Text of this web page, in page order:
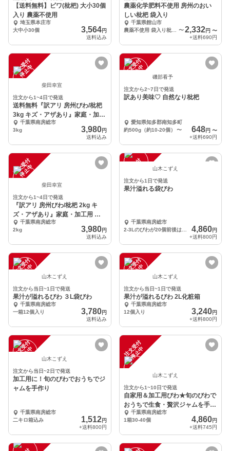
【送料無料】ビワ(枇杷) 大小30個
入り 農薬不使用
埼玉県本庄市
大中小30個
3,564円
送料込み
農薬化学肥料不使用 房州のおい
しい枇杷 袋入り
千葉県館山市
農薬不使用 袋入り枇杷 １キロ
〜2,332円 〜
+送料690円
注
文
受
付
停
止
中
柴田幸宣
注文から1~4日で発送
送料無料『訳アリ 房州びわ/枇杷
3kg キズ・アザあり』家庭・加工
用 南房総市
千葉県南房総市
3kg
3,980円
送料込み
注
文
受
付
停
止
中 磯部看予
注文から2~7日で発送
訳あり美味♡ 自然なり枇杷
愛知県知多郡南知多町
約500g（約10-20個）
〜 648円 〜
+送料690円
注
文
受
付
停
止
中
柴田幸宣
注文から1~4日で発送
『訳アリ 房州びわ/枇杷 2kg キ
ズ・アザあり』家庭・加工用 南
房総市
千葉県南房総市
2kg
3,980円
送料込み
注
文
受
付
停
止 山木こずえ
注文から1日で発送
果汁溢れる袋びわ
千葉県南房総市
2-3Lのびわが20個前後はいります。
4,860円
+送料800円
注
文
受
付
停
止
中 山木こずえ
注文から当日~1日で発送
果汁が溢れるびわ ３L袋びわ
千葉県南房総市
一箱12個入り
3,780円
送料込み
注
文
受
付
停
止
中 山木こずえ
注文から当日~1日で発送
果汁が溢れるびわ 2L化粧箱
千葉県南房総市
12個入り
3,240円
+送料800円
注
文
受
付
停
止
中 山木こずえ
注文から当日~2日で発送
加工用に！旬のびわでおうちでジ
ャムを手作り
千葉県南房総市
二キロ箱込み
1,512円
+送料800円
注
文
受
付
停
止
中
山木こずえ
注文から1~10日で発送
自家用＆加工用びわ★旬のびわで
おうちで生食・贅沢ジャムを手作
りしよう！！
千葉県南房総市
1箱30-40個
4,860円
+送料745円